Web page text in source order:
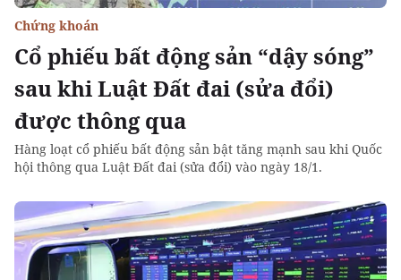
Cổ phiếu bất động sản “dậy sóng”
sau khi Luật Đất đai (sửa đổi)
được thông qua
Chứng khoán
Hàng loạt cổ phiếu bất động sản bật tăng mạnh sau khi Quốc
hội thông qua Luật Đất đai (sửa đổi) vào ngày 18/1.